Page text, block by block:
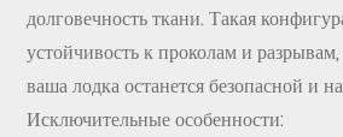
долговечность ткани. Такая
устойчивость к проколам и
ваша лодка останется безопасной и
Исключительные особенности: